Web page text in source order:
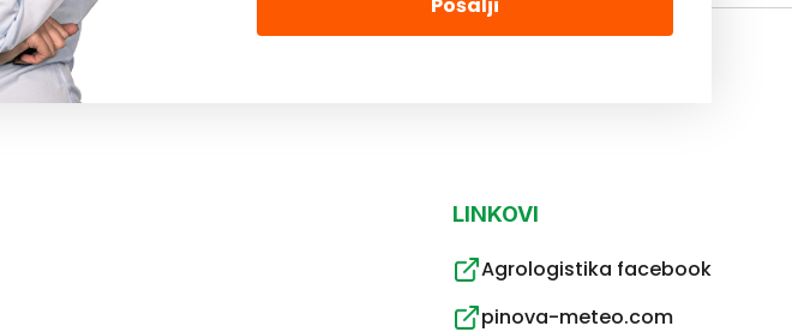
LINKOVI
Agrologistika facebook
pinova-meteo.com